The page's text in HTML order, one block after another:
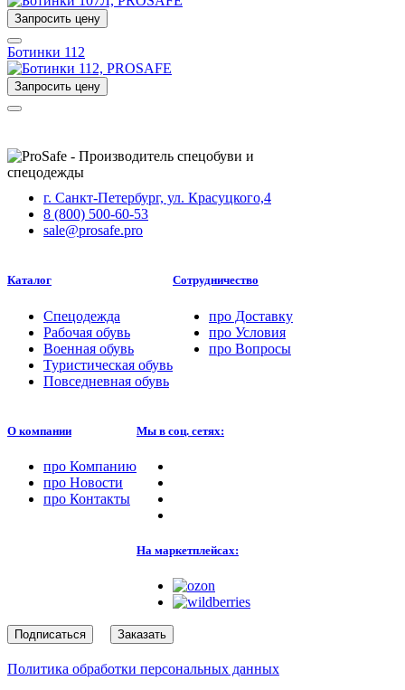
Запросить цену
Ботинки 112
Запросить цену
г. Санкт-Петербург, ул. Красуцкого,4
8 (800) 500-60-53
sale@prosafe.pro
Каталог
Спецодежда
Рабочая обувь
Военная обувь
Туристическая обувь
Повседневная обувь
Сотрудничество
про Доставку
про Условия
про Вопросы
О компании
про Компанию
про Новости
про Контакты
Мы в соц. сетях:
На маркетплейсах:
Подписаться Заказать
Политика обработки персональных данных